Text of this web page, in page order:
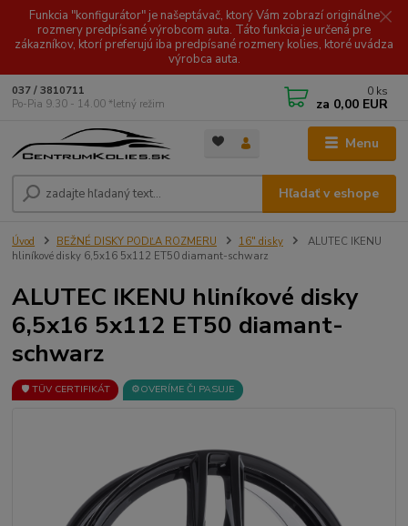
Funkcia "konfigurátor" je našeptávač, ktorý Vám zobrazí originálne
rozmery predpísané výrobcom auta. Táto funkcia je určená pre
zákazníkov, ktorí preferujú iba predpísané rozmery kolies, ktoré uvádza
výrobca auta.
Menu
Hľadať v eshope
037 / 3810711
Po-Pia 9.30 - 14.00 *letný režim
0 ks
za 0,00 EUR
Úvod BEŽNÉ DISKY PODĽA ROZMERU 16" disky
ALUTEC IKENU
hliníkové disky 6,5x16 5x112 ET50 diamant-schwarz
ALUTEC IKENU hliníkové disky
6,5x16 5x112 ET50 diamant-
schwarz
🛡️ TÜV CERTIFIKÁT ⚙️OVERÍME ČI PASUJE